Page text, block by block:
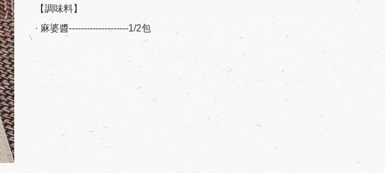
【調味料】
· 麻婆醬--------------------1/2包